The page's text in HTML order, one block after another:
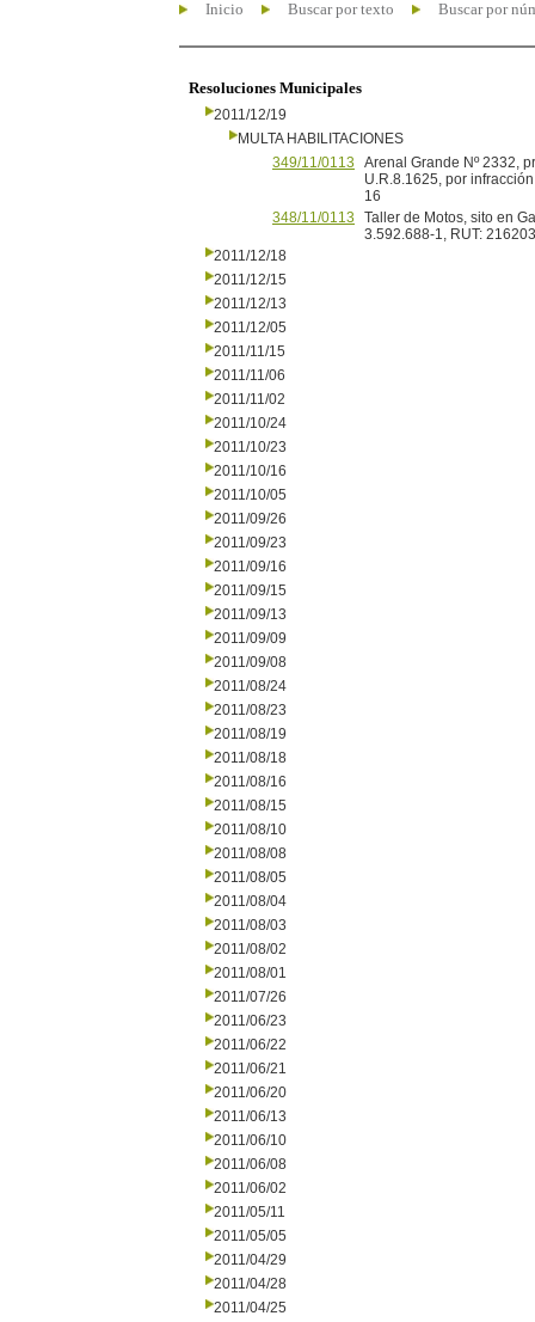
Inicio Buscar por texto Buscar por
Resoluciones Municipales
2011/12/19
MULTA HABILITACIONES
349/11/0113
Arenal Grande Nº 2332,
U.R.8.1625, por
16
348/11/0113
Taller de Motos, sito en
3.592.688-1, RUT:
2011/12/18
2011/12/15
2011/12/13
2011/12/05
2011/11/15
2011/11/06
2011/11/02
2011/10/24
2011/10/23
2011/10/16
2011/10/05
2011/09/26
2011/09/23
2011/09/16
2011/09/15
2011/09/13
2011/09/09
2011/09/08
2011/08/24
2011/08/23
2011/08/19
2011/08/18
2011/08/16
2011/08/15
2011/08/10
2011/08/08
2011/08/05
2011/08/04
2011/08/03
2011/08/02
2011/08/01
2011/07/26
2011/06/23
2011/06/22
2011/06/21
2011/06/20
2011/06/13
2011/06/10
2011/06/08
2011/06/02
2011/05/11
2011/05/05
2011/04/29
2011/04/28
2011/04/25